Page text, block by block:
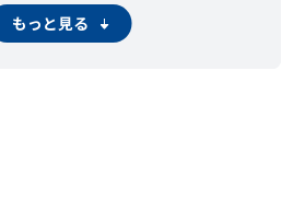
島町 新町菅田町鈴繁町
中丸（横浜市神奈川区）
もっと見る